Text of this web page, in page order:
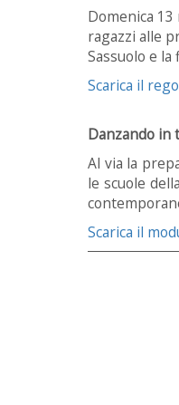
Domenica
ragazzi alle
Sassuolo e
Scarica il
Danzando in
Al via la
le scuole
Scarica il